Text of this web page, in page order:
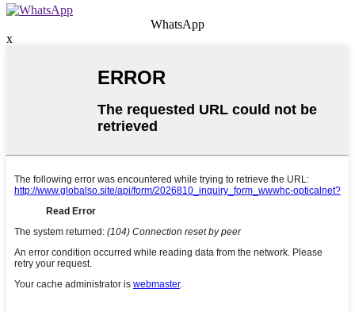
WhatsApp
x